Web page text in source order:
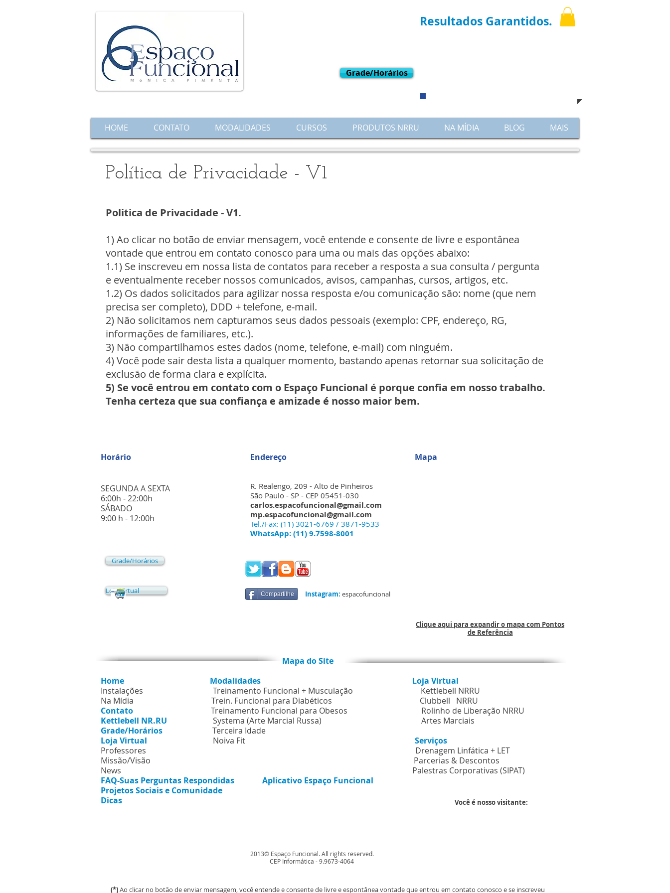
Resultados Garantidos.
Grade/Horários
HOME CONTATO MODALIDADES CURSOS PRODUTOS NRRU NA MÍDIA BLOG MAIS
Política de Privacidade - V1
Politica de Privacidade - V1.
1) Ao clicar no botão de enviar mensagem, você entende e consente de livre e espontânea
vontade que entrou em contato conosco para uma ou mais das opções abaixo:
1.1) Se inscreveu em nossa lista de contatos para receber a resposta a sua consulta / pergunta
e eventualmente receber nossos comunicados, avisos, campanhas, cursos, artigos, etc.
1.2) Os dados solicitados para agilizar nossa resposta e/ou comunicação são: nome (que nem
precisa ser completo), DDD + telefone, e-mail.
2) Não solicitamos nem capturamos seus dados pessoais (exemplo: CPF, endereço, RG,
informações de familiares, etc.).
3) Não compartilhamos estes dados (nome, telefone, e-mail) com ninguém.
4) Você pode sair desta lista a qualquer momento, bastando apenas retornar sua solicitação de
exclusão de forma clara e explícita.
5) Se você entrou em contato com o Espaço Funcional é porque confia em nosso trabalho.
Tenha certeza que sua confiança e amizade é nosso maior bem.
Horário
SEGUNDA A SEXTA
6:00h - 22:00h
​SÁBADO
​9:00 h - 12:00h
Grade/Horários
Loja Virtual
Endereço
R. Realengo, 209 - Alto de Pinheiros
São Paulo - SP - CEP 05451-030
carlos.espacofuncional@gmail.com
mp.espacofuncional@gmail.com
Tel./Fax: (11) 3021-6769 / 3871-9533
WhatsApp: (11) 9.7598-8001
Compartilhe Instagram: espacofuncional
Mapa
Clique aqui para expandir o mapa com Pontos
de Referência
Mapa do Site
Home
Modalidades
Loja Virtual
Instalações
Treinamento Funcional + Musculação
Kettlebell NRRU
Na Mídia
Trein. Funcional para Diabéticos
Clubbell NRRU
Contato
Treinamento Funcional para Obesos
Rolinho de Liberação NRRU
Kettlebell NR.RU
Systema (Arte Marcial Russa) Artes Marciais
Grade/Horários
Terceira Idade
Loja Virtual
Noiva Fit
Serviços
Professores
Drenagem Linfática + LET
Missão/Visão
Parcerias & Descontos
News
Palestras Corporativas (SIPAT)
FAQ-Suas Perguntas Respondidas
Aplicativo Espaço Funcional
Projetos Sociais e Comunidade
Dicas
Você é nosso visitante:
2013© Espaço Funcional. All rights reserved.
CEP Informática - 9.9673-4064
(*)Ao clicar no botão de enviar mensagem, você entende e consente de livre e espontânea vontade que entrou em contato conosco e se inscreveu